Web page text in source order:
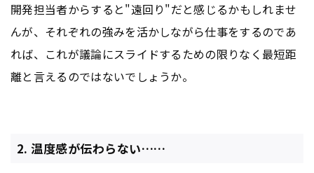
開発担当者からすると"遠回り"だと感じるかもしれませ
んが、それぞれの強みを活かしながら仕事をするのであ
れば、これが議論にスライドするための限りなく最短距
離と言えるのではないでしょうか。
2. 温度感が伝わらない……